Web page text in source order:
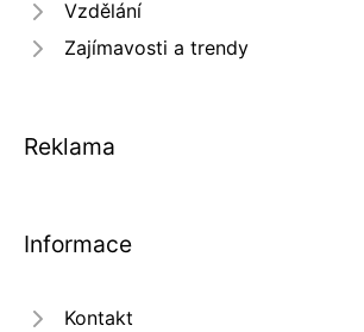
Vzdělání
Zajímavosti a trendy
Reklama
Informace
Kontakt